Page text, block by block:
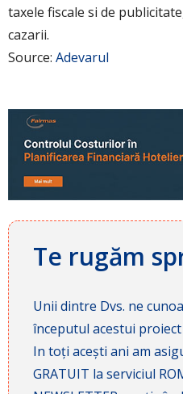
taxele fiscale si de
cazarii.
Source: Adevarul
Te rugăm
Unii dintre Dvs. ne
începutul acestui proiect
In toți acești ani am
GRATUIT la serviciul